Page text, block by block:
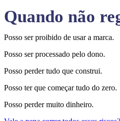
Quando não
Posso ser proibido de usar a marca.
Posso ser processado pelo dono.
Posso perder tudo que construi.
Posso ter que começar tudo do zero.
Posso perder muito dinheiro.